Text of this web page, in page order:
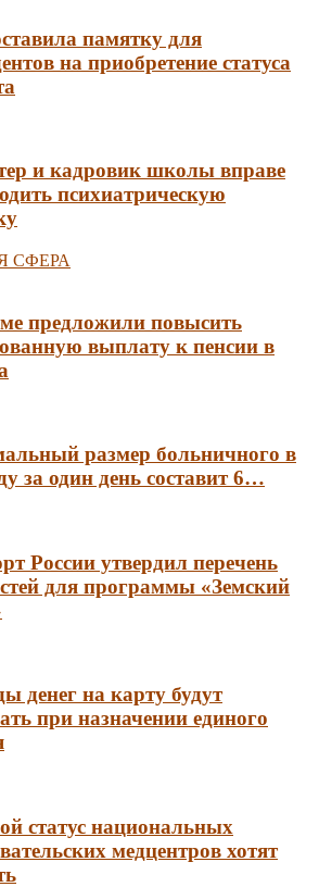
памятку для
на приобретение статуса
и кадровик школы вправе
психиатрическую
СФЕРА
предложили повысить
выплату к пенсии в
размер больничного в
за один день составит 6…
России утвердил перечень
для программы «Земский
денег на карту будут
при назначении единого
статус национальных
медцентров хотят